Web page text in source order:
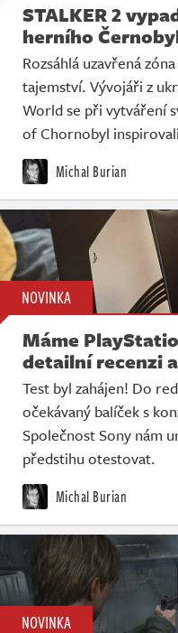
STALKER 2
herního
Rozsáhlá uzavřená
tajemství. Vývojáři z
World se při vytváření
of Chornobyl
Michal Burian
NOVINKA
Máme
detailní recenzi
Test byl zahájen! Do
očekávaný balíček s
Společnost Sony nám
předstihu otestovat.
Michal Burian
NOVINKA